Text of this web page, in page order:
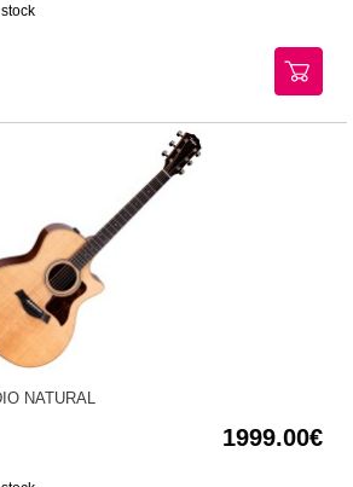
NATURAL
1999.00